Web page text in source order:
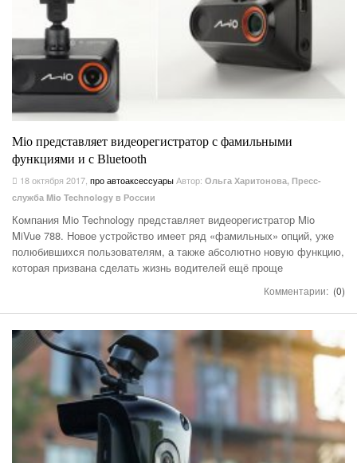
Mio представляет видеорегистратор с фамильными
функциями и с Bluetooth
18 октября 2017, про автоаксессуарыАвтор: Ольга Харитонова, Пресс-
служба Mio Technology в России
Компания Mio Technology представляет видеорегистратор Mio
MiVue 788. Новое устройство имеет ряд «фамильных» опций, уже
полюбившихся пользователям, а также абсолютно новую функцию,
которая призвана сделать жизнь водителей ещё проще
Комментарии: (0)